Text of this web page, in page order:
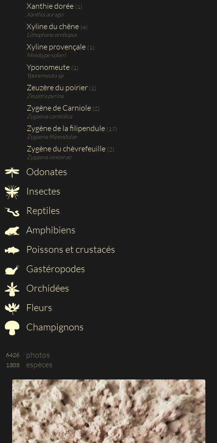
Xanthie dorée (1)
Xanthia aurago
Xyline du chêne (4)
Lithophane ornitopus
Xyline provençale (1)
Mniotype solieri
Yponomeute (1)
Yponemeuta sp
Zeuzère du poirier (1)
Zeuzera pyrina
Zygène de Carniole (2)
Zygaena carniolica
Zygène de la filipendule (17)
Zygaena filipendulae
Zygène du chèvrefeuille (2)
Zygaena ionicerae
Odonates
Insectes
Reptiles
Amphibiens
Poissons et crustacés
Gastéropodes
Orchidées
Fleurs
Champignons
6426 photos
1303 espèces